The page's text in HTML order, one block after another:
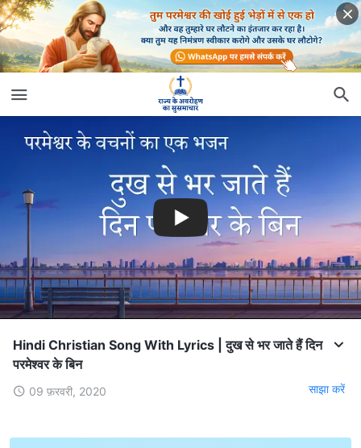
Hindi Christian Song With Lyrics | दुख से भर जाते हैं दिन
परमेश्वर के बिन
09 फ़रवरी, 2020 साझा करें